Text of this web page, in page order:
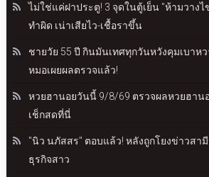
ไม่ใช่แค่ฝาประตู! 3 จุดในตู้เย็น "ห้ามวาง
ทำผิด เน่าเสียไว-เชื้อราขึ้น
ชายวัย 55 ปี กินมันเทศทุกวันหวังคุมเบาห
หมอเผยผลตรวจแล้ว!
หวยฮานอยวันนี้ 9/8/69 ตรวจผลหวยฮาน
เช็กสดที่นี่
"นิว นภัสสร" ตอบแล้ว! หลังถูกโยงข่าวสา
ธุรกิจสาว